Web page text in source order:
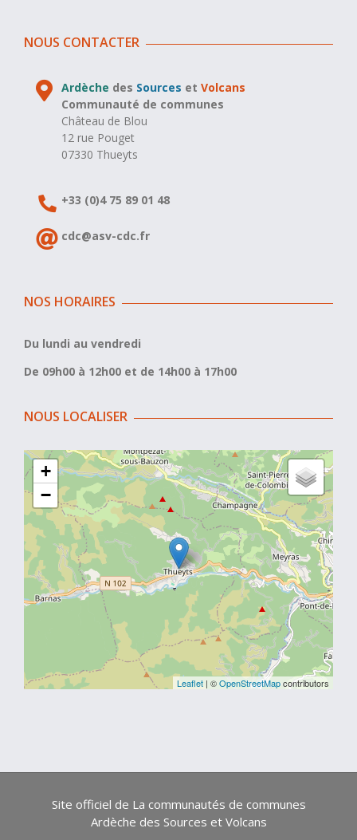
NOUS CONTACTER
Ardèche des Sources etVolcans
Communauté de communes
Château de Blou
12 rue Pouget
07330 Thueyts
+33 (0)4 75 89 01 48
cdc@asv-cdc.fr
NOS HORAIRES
Du lundi au vendredi
De 09h00 à 12h00 et de 14h00 à 17h00
NOUS LOCALISER
+
−
Leaflet | ©OpenStreetMapcontributors
Site officiel de La communautés de communes
Ardèche des Sources et Volcans